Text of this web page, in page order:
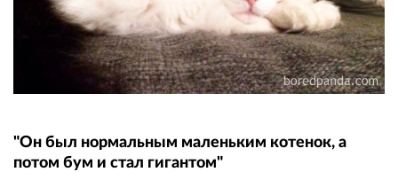
"Он был нормальным маленьким котенок, а
потом бум и стал гигантом"